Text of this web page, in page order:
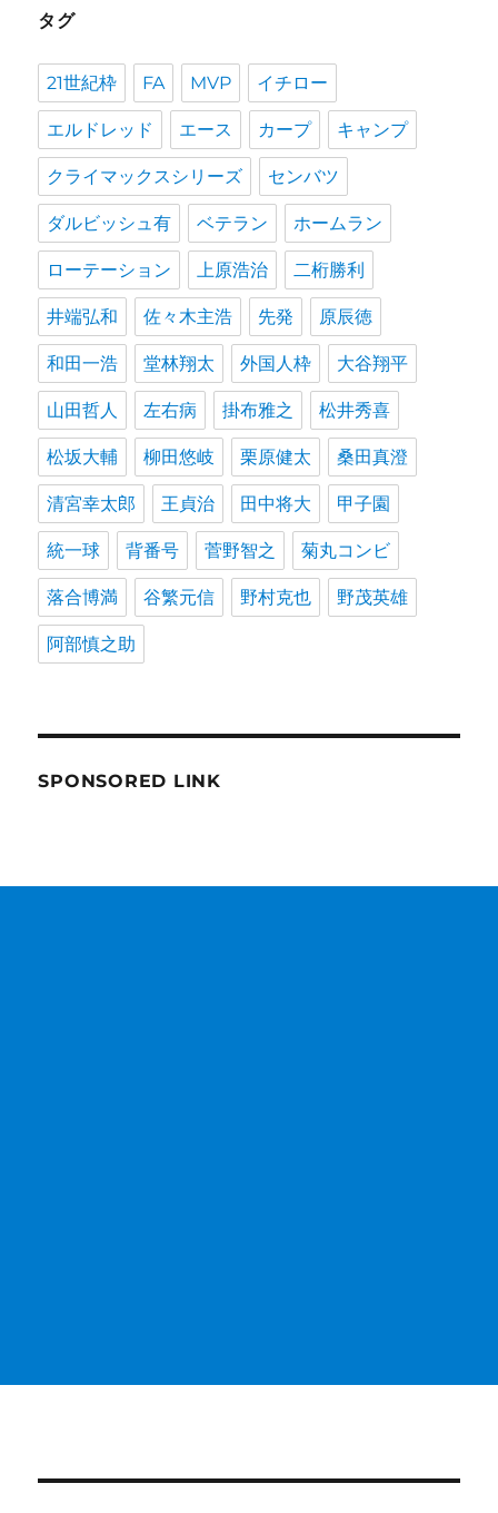
タグ
21世紀枠 FA MVP イチロー
エルドレッド エース カープ キャンプ
クライマックスシリーズ センバツ
ダルビッシュ有 ベテラン ホームラン
ローテーション 上原浩治 二桁勝利
井端弘和 佐々木主浩 先発 原辰徳
和田一浩 堂林翔太 外国人枠 大谷翔平
山田哲人 左右病 掛布雅之 松井秀喜
松坂大輔 柳田悠岐 栗原健太 桑田真澄
清宮幸太郎 王貞治 田中将大 甲子園
統一球 背番号 菅野智之 菊丸コンビ
落合博満 谷繁元信 野村克也 野茂英雄
阿部慎之助
SPONSORED LINK